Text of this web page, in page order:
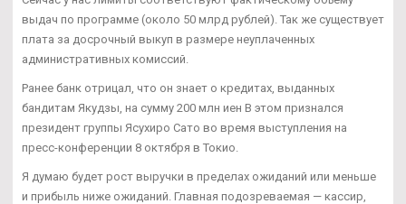
выдач по программе (около 50 млрд рублей). Так же существует
плата за досрочный выкуп в размере неуплаченных
административных комиссий.
Ранее банк отрицал, что он знает о кредитах, выданных
бандитам Якудзы, на сумму 200 млн иен В этом признался
президент группы Ясухиро Сато во время выступления на
пресс-конференции 8 октября в Токио.
Я думаю будет рост выручки в пределах ожиданий или меньше
и прибыль ниже ожиданий. Главная подозреваемая — кассир,